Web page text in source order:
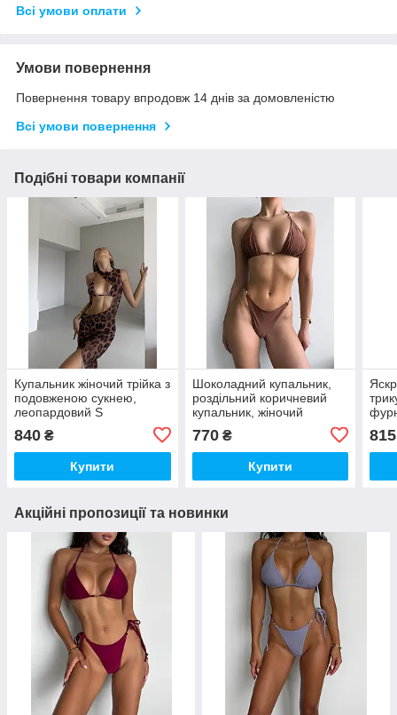
Всі умови оплати
Умови повернення
Повернення товару впродовж 14 днів за домовленістю
Всі умови повернення
Подібні товари компанії
Купальник жіночий трійка з
подовженою сукнею,
леопардовий S
840 ₴
Купити
Шоколадний купальник,
роздільний коричневий
купальник, жіночий
770₴
Купити
815
Акційні пропозиції та новинки